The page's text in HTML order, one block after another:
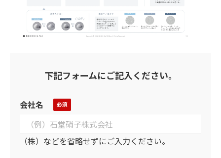
下記フォームにご記入ください。
会社名
（株）などを省略せずにご入力ください。